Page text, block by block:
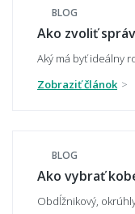
Má koberec
Ako vybrať
BLOG
Ako zvoliť
Aký má byť ideálny
Zobraziť článok
BLOG
Ako vybrať
Obdĺžnikový,